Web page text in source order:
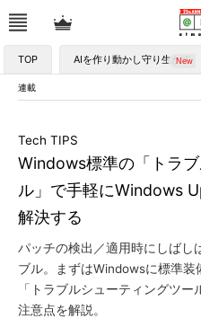
TOP AIを作り動かし守り生かす
連載
Windows標準の「トラ
ル」で手軽にWindows
解決する
Tech TIPS
パッチの検出／適用時にしばし
ブル。まずはWindowsに標準装
「トラブルシューティングツ
注意点を解説。